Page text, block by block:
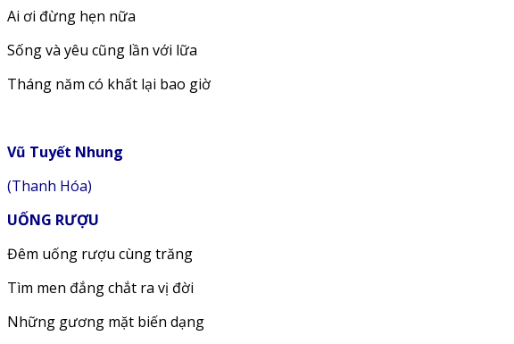
Ai ơi đừng hẹn nữa
Sống và yêu cũng lần với lữa
Tháng năm có khất lại bao giờ
Vũ Tuyết Nhung
(Thanh Hóa)
UỐNG RƯỢU
Đêm uống rượu cùng trăng
Tìm men đắng chắt ra vị đời
Những gương mặt biến dạng